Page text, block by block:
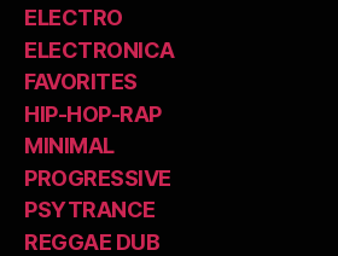
ELECTRO
ELECTRONICA
FAVORITES
HIP-HOP-RAP
MINIMAL
PROGRESSIVE
PSYTRANCE
REGGAE DUB